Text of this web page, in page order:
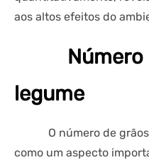
aos altos efeitos do
legume
O número de
como um aspecto